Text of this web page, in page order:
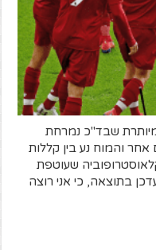
שבד"כ נמרחת
והמוח נע בין קללות
שעוטפת
בתוצאה, כי אני רוצה